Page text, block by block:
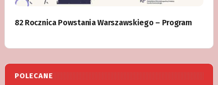
82 Rocznica Powstania Warszawskiego – Program
POLECANE